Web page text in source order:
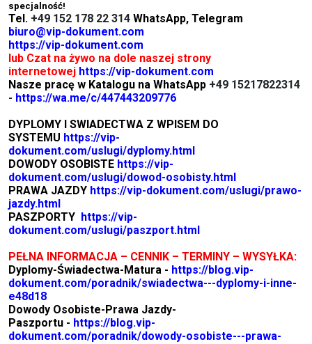
specjalność!
Tel. +49 152 178 22 314 WhatsApp, Telegram
biuro@vip-dokument.com
https://vip-dokument.com
lub Czat na żywo na dole naszej strony
internetowej https://vip-dokument.com
Nasze pracę w Katalogu na WhatsApp +49 15217822314
- https://wa.me/c/447443209776
DYPLOMY I SWIADECTWA Z WPISEM DO
SYSTEMU https://vip-
dokument.com/uslugi/dyplomy.html
DOWODY OSOBISTE https://vip-
dokument.com/uslugi/dowod-osobisty.html
PRAWA JAZDY https://vip-dokument.com/uslugi/prawo-
jazdy.html
PASZPORTY https://vip-
dokument.com/uslugi/paszport.html
PEŁNA INFORMACJA – CENNIK – TERMINY – WYSYŁKA:
Dyplomy-Świadectwa-Matura - https://blog.vip-
dokument.com/poradnik/swiadectwa---dyplomy-i-inne-
e48d18
Dowody Osobiste-Prawa Jazdy-
Paszportu - https://blog.vip-
dokument.com/poradnik/dowody-osobiste---prawa-